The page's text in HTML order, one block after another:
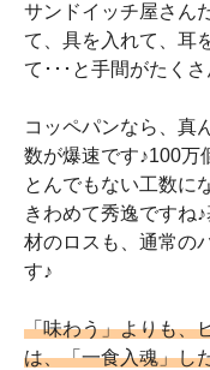
サンドイッチ屋さん
て、具を入れて、耳
て･･･と手間がたくさ
コッペパンなら、真
数が爆速です♪100万
とんでもない工数に
きわめて秀逸ですね
材のロスも、通常の
す♪
「味わう」よりも、
は、「一食入魂」し